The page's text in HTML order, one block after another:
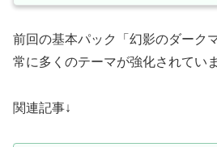
前回の基本パック「幻影のダーク
常に多くのテーマが強化されてい
関連記事↓